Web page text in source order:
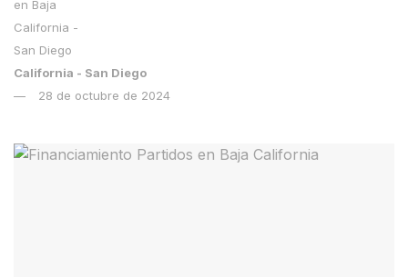
California - San Diego
28 de octubre de 2024